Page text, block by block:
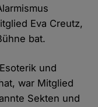
Eva Creutz,
bat.
und
war Mitglied
Sekten und